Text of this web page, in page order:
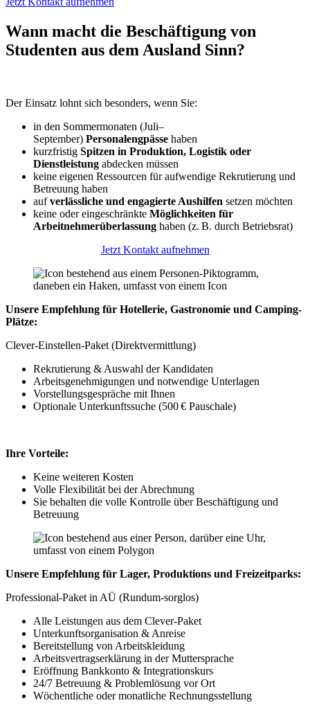
Wann macht die Beschäftigung von
Studenten aus dem Ausland Sinn?
Der Einsatz lohnt sich besonders, wenn Sie:
in den Sommermonaten (Juli–
September) Personalengpässe haben
kurzfristig Spitzen in Produktion, Logistik oder
Dienstleistung abdecken müssen
keine eigenen Ressourcen für aufwendige Rekrutierung und
Betreuung haben
aufverlässliche und engagierte Aushilfen setzen möchten
keine oder eingeschränkte Möglichkeiten für
Arbeitnehmerüberlassung haben (z. B. durch Betriebsrat)
Jetzt Kontakt aufnehmen
Unsere Empfehlung für Hotellerie, Gastronomie und Camping-
Plätze:
Clever-Einstellen-Paket (Direktvermittlung)
Rekrutierung & Auswahl der Kandidaten
Arbeitsgenehmigungen und notwendige Unterlagen
Vorstellungsgespräche mit Ihnen
Optionale Unterkunftssuche (500 € Pauschale)
Ihre Vorteile:
Keine weiteren Kosten
Volle Flexibilität bei der Abrechnung
Sie behalten die volle Kontrolle über Beschäftigung und
Betreuung
Unsere Empfehlung für Lager, Produktions und Freizeitparks:
Professional-Paket in AÜ (Rundum-sorglos)
Alle Leistungen aus dem Clever-Paket
Unterkunftsorganisation & Anreise
Bereitstellung von Arbeitskleidung
Arbeitsvertragserklärung in der Muttersprache
Eröffnung Bankkonto & Integrationskurs
24/7 Betreuung & Problemlösung vor Ort
Wöchentliche oder monatliche Rechnungsstellung